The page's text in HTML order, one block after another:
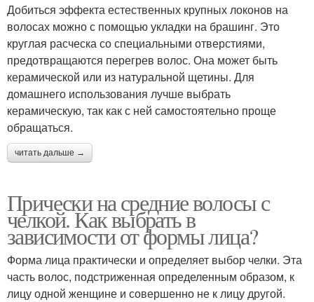
Добиться эффекта естественных крупных локонов на
волосах можно с помощью укладки на брашинг. Это
круглая расческа со специальными отверстиями,
предотвращаются перегрев волос. Она может быть
керамической или из натуральной щетины. Для
домашнего использования лучше выбрать
керамическую, так как с ней самостоятельно проще
обращаться.
читать дальше →
Прически на средние волосы с
челкой. Как выбрать в
зависимости от формы лица?
Форма лица практически и определяет выбор челки. Эта
часть волос, подстриженная определенным образом, к
лицу одной женщине и совершенно не к лицу другой.